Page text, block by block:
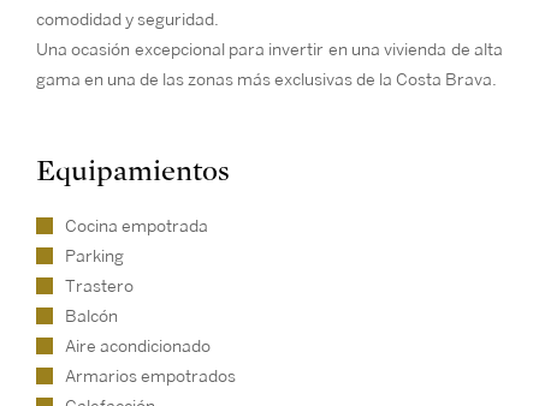
comodidad y seguridad.
Una ocasión excepcional para invertir en una vivienda de alta
gama en una de las zonas más exclusivas de la Costa Brava.
Equipamientos
Cocina empotrada
Parking
Trastero
Balcón
Aire acondicionado
Armarios empotrados